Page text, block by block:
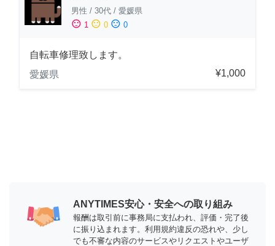
男性 / 30代 / 愛媛県
sentiment_satisfied 1 sentiment_neutral 0 sentiment_dissatisfied 0
自転車修理致します。
愛媛県
¥1,000
ANYTIMES安心・安全への取り組み
報酬は取引前に事務局に支払われ、評価・完了後
に振り込まれます。利用規約違反の恐れや、少し
でも不審な内容のサービスやリクエストやユーザ